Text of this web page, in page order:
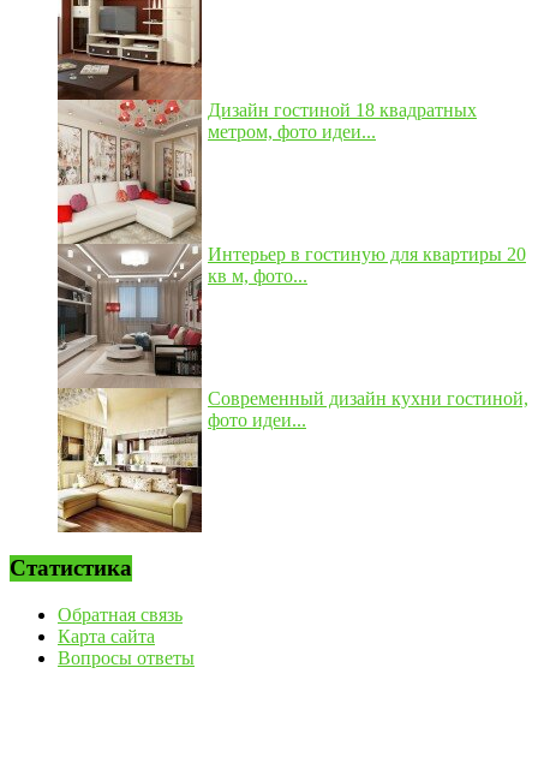
Дизайн гостиной 18 квадратных
метром, фото идеи...
Интерьер в гостиную для квартиры 20
кв м, фото...
Современный дизайн кухни гостиной,
фото идеи...
Статистика
Обратная связь
Карта сайта
Вопросы ответы